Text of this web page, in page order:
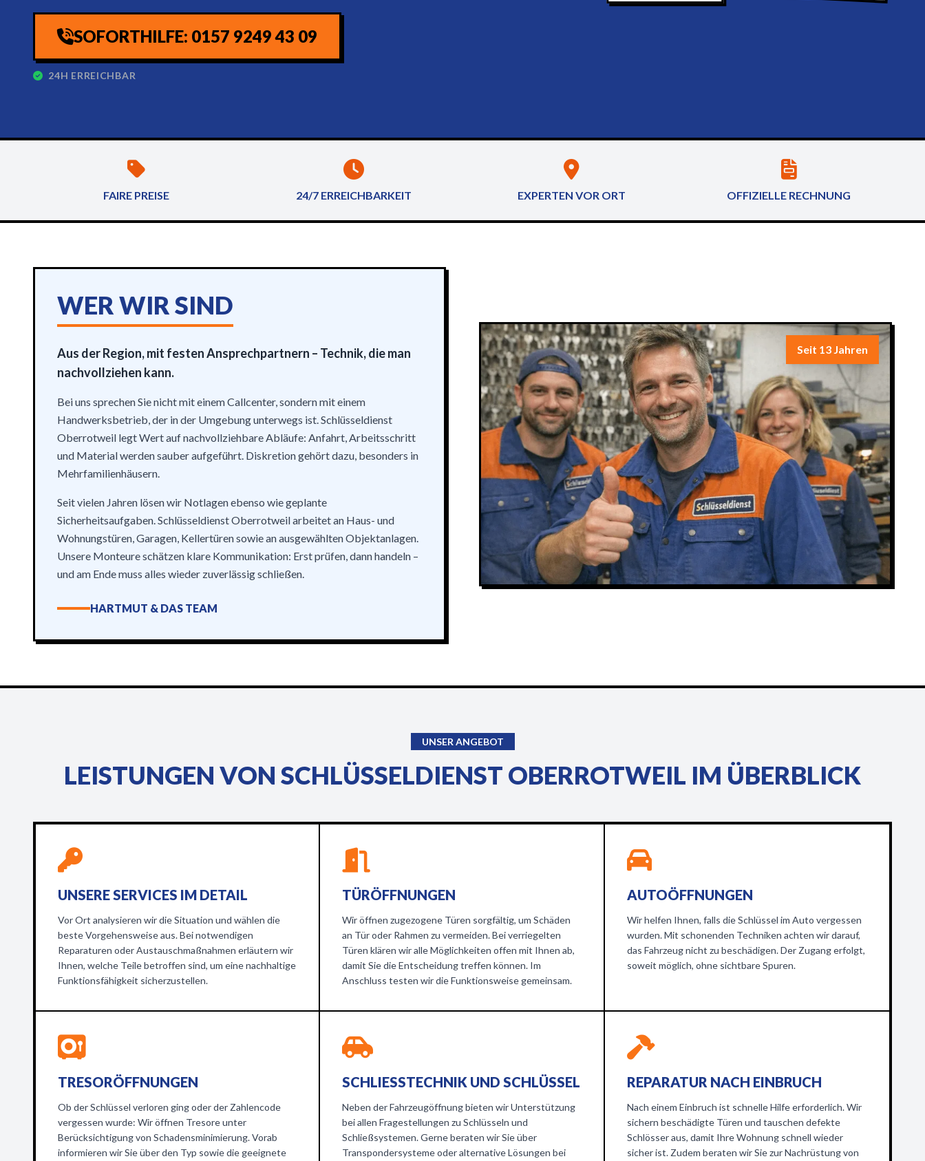
SOFORTHILFE: 0157 9249 43 09
24H ERREICHBAR
FAIRE PREISE 24/7 ERREICHBARKEIT EXPERTEN VOR ORT OFFIZIELLE RECHNUNG
WER WIR SIND
Aus der Region, mit festen Ansprechpartnern – Technik, die man
nachvollziehen kann.
Bei uns sprechen Sie nicht mit einem Callcenter, sondern mit einem
Handwerksbetrieb, der in der Umgebung unterwegs ist. Schlüsseldienst
Oberrotweil legt Wert auf nachvollziehbare Abläufe: Anfahrt, Arbeitsschritt
und Material werden sauber aufgeführt. Diskretion gehört dazu, besonders in
Mehrfamilienhäusern.
Seit vielen Jahren lösen wir Notlagen ebenso wie geplante
Sicherheitsaufgaben. Schlüsseldienst Oberrotweil arbeitet an Haus- und
Wohnungstüren, Garagen, Kellertüren sowie an ausgewählten Objektanlagen.
Unsere Monteure schätzen klare Kommunikation: Erst prüfen, dann handeln –
und am Ende muss alles wieder zuverlässig schließen.
HARTMUT & DAS TEAM
Seit 13 Jahren
UNSER ANGEBOT
LEISTUNGEN VON SCHLÜSSELDIENST OBERROTWEIL IM ÜBERBLICK
UNSERE SERVICES IM DETAIL
Vor Ort analysieren wir die Situation und wählen die
beste Vorgehensweise aus. Bei notwendigen
Reparaturen oder Austauschmaßnahmen erläutern wir
Ihnen, welche Teile betroffen sind, um eine nachhaltige
Funktionsfähigkeit sicherzustellen.
TÜRÖFFNUNGEN
Wir öffnen zugezogene Türen sorgfältig, um Schäden
an Tür oder Rahmen zu vermeiden. Bei verriegelten
Türen klären wir alle Möglichkeiten offen mit Ihnen ab,
damit Sie die Entscheidung treffen können. Im
Anschluss testen wir die Funktionsweise gemeinsam.
AUTOÖFFNUNGEN
Wir helfen Ihnen, falls die Schlüssel im Auto vergessen
wurden. Mit schonenden Techniken achten wir darauf,
das Fahrzeug nicht zu beschädigen. Der Zugang erfolgt,
soweit möglich, ohne sichtbare Spuren.
TRESORÖFFNUNGEN
Ob der Schlüssel verloren ging oder der Zahlencode
vergessen wurde: Wir öffnen Tresore unter
Berücksichtigung von Schadensminimierung. Vorab
informieren wir Sie über den Typ sowie die geeignete
SCHLIESSTECHNIK UND SCHLÜSSEL
Neben der Fahrzeugöffnung bieten wir Unterstützung
bei allen Fragestellungen zu Schlüsseln und
Schließsystemen. Gerne beraten wir Sie über
Transpondersysteme oder alternative Lösungen bei
REPARATUR NACH EINBRUCH
Nach einem Einbruch ist schnelle Hilfe erforderlich. Wir
sichern beschädigte Türen und tauschen defekte
Schlösser aus, damit Ihre Wohnung schnell wieder
sicher ist. Zudem beraten wir Sie zur Nachrüstung von